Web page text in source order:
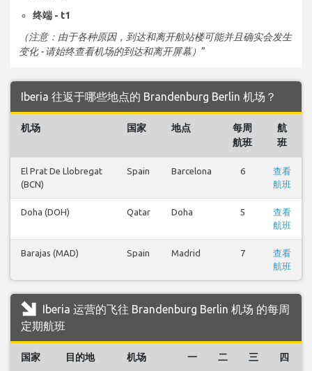
终端 - t1
（注意：由于各种原因，到达和离开航站楼可能并且确实会发生
变化 - 请始终查看机场的到达和离开屏幕） ”
Iberia 往返于哪些地点的 Brandenburg Berlin 机场？
机场 国家 地点
每周
航班
航
班
El Prat De Llobregat
(BCN)
Spain Barcelona 6
查看
航班
Doha (DOH) Qatar Doha 5
查看
航班
Barajas (MAD) Spain Madrid 7
查看
航班
Iberia 运营的飞往 Brandenburg Berlin 机场 的每周
定期航班
国家 目的地 机场 一 二 三 四